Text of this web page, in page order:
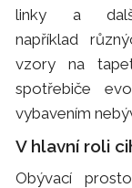
linky a
například
vzory na
spotřebiče
vybavením
V hlavní roli
Obývací